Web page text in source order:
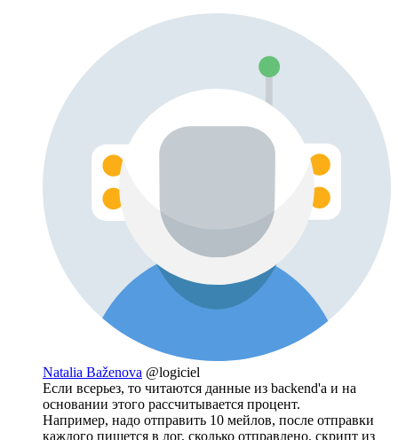
Natalia Baženova @logiciel
Если всерьез, то читаются данные из backend'a и на
основании этого рассчитывается процент.
Например, надо отправить 10 мейлов, после отправки
каждого пишется в лог, сколько отправлено, скрипт из